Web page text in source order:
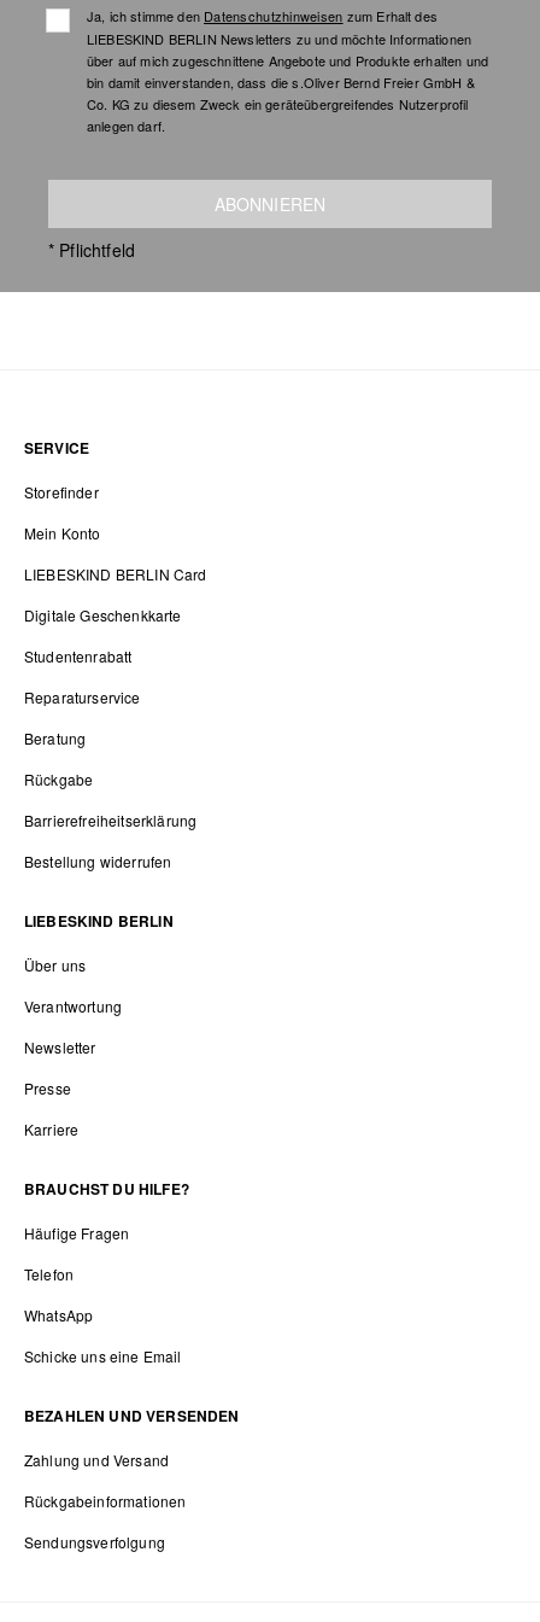
Ja, ich stimme den Datenschutzhinweisen zum Erhalt des
LIEBESKIND BERLIN Newsletters zu und möchte Informationen
über auf mich zugeschnittene Angebote und Produkte erhalten und
bin damit einverstanden, dass die s.Oliver Bernd Freier GmbH &
Co. KG zu diesem Zweck ein geräteübergreifendes Nutzerprofil
anlegen darf.
ABONNIEREN
* Pflichtfeld
SERVICE
Storefinder
Mein Konto
LIEBESKIND BERLIN Card
Digitale Geschenkkarte
Studentenrabatt
Reparaturservice
Beratung
Rückgabe
Barrierefreiheitserklärung
Bestellung widerrufen
LIEBESKIND BERLIN
Über uns
Verantwortung
Newsletter
Presse
Karriere
BRAUCHST DU HILFE?
Häufige Fragen
Telefon
WhatsApp
Schicke uns eine Email
BEZAHLEN UND VERSENDEN
Zahlung und Versand
Rückgabeinformationen
Sendungsverfolgung